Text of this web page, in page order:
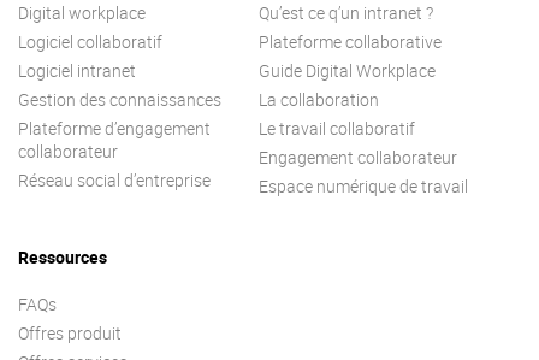
Digital workplace
Logiciel collaboratif
Logiciel intranet
Gestion des connaissances
Plateforme d’engagement
collaborateur
Réseau social d’entreprise
Qu’est ce q’un intranet ?
Plateforme collaborative
Guide Digital Workplace
La collaboration
Le travail collaboratif
Engagement collaborateur
Espace numérique de travail
Ressources
FAQs
Offres produit